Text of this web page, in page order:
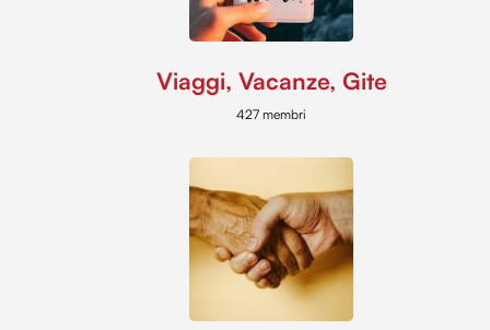
Viaggi, Vacanze, Gite
427 membri